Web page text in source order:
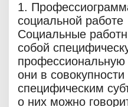
1.
социальной работе
Социальные
собой
профессиональную
они в
специфическим
о них можно